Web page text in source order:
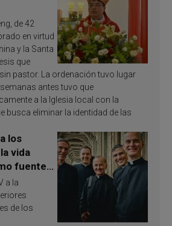
de 42
en virtud
y la Santa
que
pastor. La ordenación tuvo lugar
antes tuvo que
a la Iglesia local con la
busca eliminar la identidad de las
los
vida
fuente
a la
de los